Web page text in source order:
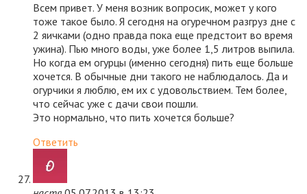
Всем привет. У меня возник вопросик, может у кого
тоже такое было. Я сегодня на огуречном разгруз дне с
2 яичками (одно правда пока еще предстоит во время
ужина). Пью много воды, уже более 1,5 литров выпила.
Но когда ем огурцы (именно сегодня) пить еще больше
хочется. В обычные дни такого не наблюдалось. Да и
огурчики я люблю, ем их с удовольствием. Тем более,
что сейчас уже с дачи свои пошли.
Это нормально, что пить хочется больше?
Ответить